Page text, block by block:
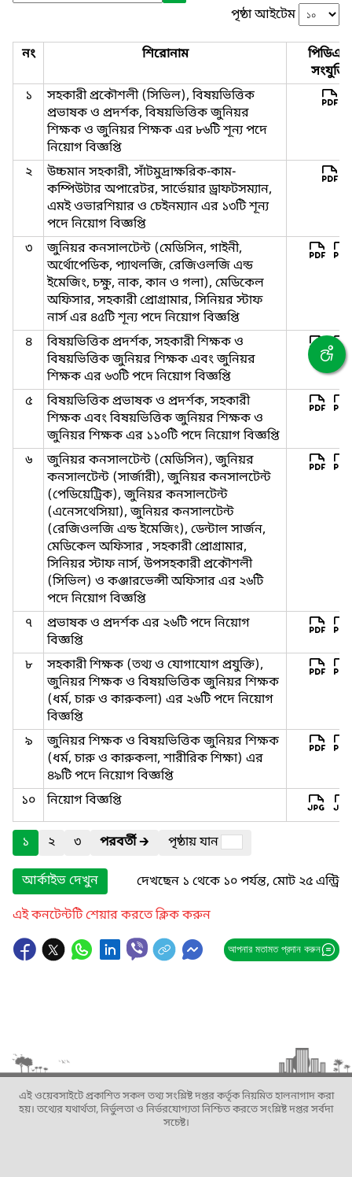
পৃষ্ঠা আইটেম
নং শিরোনাম
পিডিএফ
সংযুক্তি
১
সহকারী প্রকৌশলী (সিভিল), বিষয়ভিত্তিক
প্রভাষক ও প্রদর্শক, বিষয়ভিত্তিক জুনিয়র
শিক্ষক ও জুনিয়র শিক্ষক এর ৮৬টি শূন্য পদে
নিয়োগ বিজ্ঞপ্তি
২
উচ্চমান সহকারী, সাঁটমুদ্রাক্ষরিক-কাম-
কম্পিউটার অপারেটর, সার্ভেয়ার ড্রাফটসম্যান,
এমই ওভারশিয়ার ও চেইনম্যান এর ১৩টি শূন্য
পদে নিয়োগ বিজ্ঞপ্তি
৩
জুনিয়র কনসালটেন্ট (মেডিসিন, গাইনী,
অর্থোপেডিক, প্যাথলজি, রেজিওলজি এন্ড
ইমেজিং, চক্ষু, নাক, কান ও গলা), মেডিকেল
অফিসার, সহকারী প্রোগ্রামার, সিনিয়র স্টাফ
নার্স এর ৪৫টি শূন্য পদে নিয়োগ বিজ্ঞপ্তি
৪
বিষয়ভিত্তিক প্রদর্শক, সহকারী শিক্ষক ও
বিষয়ভিত্তিক জুনিয়র শিক্ষক এবং জুনিয়র
শিক্ষক এর ৬৩টি পদে নিয়োগ বিজ্ঞপ্তি
৫
বিষয়ভিত্তিক প্রভাষক ও প্রদর্শক, সহকারী
শিক্ষক এবং বিষয়ভিত্তিক জুনিয়র শিক্ষক ও
জুনিয়র শিক্ষক এর ১১০টি পদে নিয়োগ বিজ্ঞপ্তি
৬
জুনিয়র কনসালটেন্ট (মেডিসিন), জুনিয়র
কনসালটেন্ট (সার্জারী), জুনিয়র কনসালটেন্ট
(পেডিয়েট্রিক), জুনিয়র কনসালটেন্ট
(এনেসথেসিয়া), জুনিয়র কনসালটেন্ট
(রেজিওলজি এন্ড ইমেজিং), ডেন্টাল সার্জন,
মেডিকেল অফিসার , সহকারী প্রোগ্রামার,
সিনিয়র স্টাফ নার্স, উপসহকারী প্রকৌশলী
(সিভিল) ও কঞ্জারভেন্সী অফিসার এর ২৬টি
পদে নিয়োগ বিজ্ঞপ্তি
৭
প্রভাষক ও প্রদর্শক এর ২৬টি পদে নিয়োগ
বিজ্ঞপ্তি
৮
সহকারী শিক্ষক (তথ্য ও যোগাযোগ প্রযুক্তি),
জুনিয়র শিক্ষক ও বিষয়ভিত্তিক জুনিয়র শিক্ষক
(ধর্ম, চারু ও কারুকলা) এর ২৬টি পদে নিয়োগ
বিজ্ঞপ্তি
৯
জুনিয়র শিক্ষক ও বিষয়ভিত্তিক জুনিয়র শিক্ষক
(ধর্ম, চারু ও কারুকলা, শারীরিক শিক্ষা) এর
৪৯টি পদে নিয়োগ বিজ্ঞপ্তি
১০
নিয়োগ বিজ্ঞপ্তি
১ ২ ৩ পরবর্তী🡲 পৃষ্ঠায় যান
আর্কাইভ দেখুন
দেখছেন ১ থেকে ১০ পর্যন্ত, মোট ২৫ এন্ট্রি
এই কনটেন্টটি শেয়ার করতে ক্লিক করুন
আপনার মতামত প্রদান করুন
এই ওয়েবসাইটে প্রকাশিত সকল তথ্য সংশ্লিষ্ট দপ্তর কর্তৃক নিয়মিত হালনাগাদ করা
হয়। তথ্যের যথার্থতা, নির্ভুলতা ও নির্ভরযোগ্যতা নিশ্চিত করতে সংশ্লিষ্ট দপ্তর সর্বদা
সচেষ্ট।